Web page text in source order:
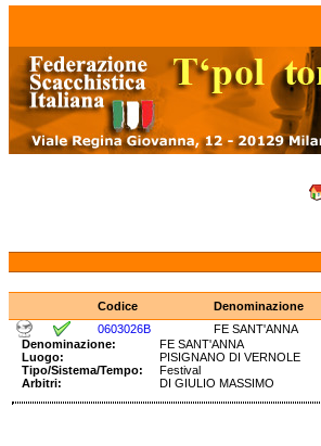
Codice Denominazione
0603026B
FE SANT'ANNA
Denominazione:
FE SANT'ANNA
Luogo:
PISIGNANO DI VERNOLE
Tipo/Sistema/Tempo:
Festival
Arbitri:
DI GIULIO MASSIMO